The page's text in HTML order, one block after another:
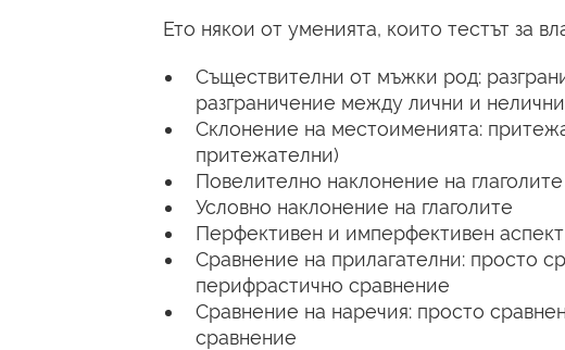
Ето някои от уменията, които тестът за
Съществителни от мъжки род:
разграничение между лични и нелични
Склонение на местоименията:
притежателни)
Повелително наклонение на глаголите
Условно наклонение на глаголите
Перфективен и имперфективен аспект
Сравнение на прилагателни: просто
перифрастично сравнение
Сравнение на наречия: просто
сравнение